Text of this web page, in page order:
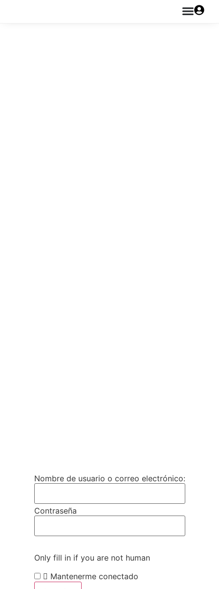
Nombre de usuario o correo electrónico:
Contraseña
Only fill in if you are not human
Mantenerme conectado